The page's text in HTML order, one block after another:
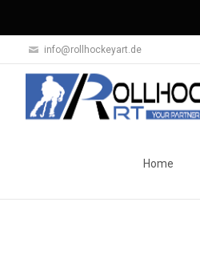
info@rollhockeyart.de
Home